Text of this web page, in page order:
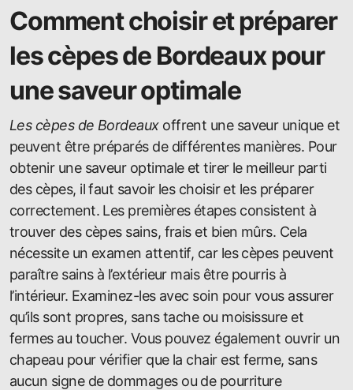
Comment choisir et préparer
les cèpes de Bordeaux pour
une saveur optimale
Les cèpes de Bordeauxoffrent une saveur unique et
peuvent être préparés de différentes manières. Pour
obtenir une saveur optimale et tirer le meilleur parti
des cèpes, il faut savoir les choisir et les préparer
correctement. Les premières étapes consistent à
trouver des cèpes sains, frais et bien mûrs. Cela
nécessite un examen attentif, car les cèpes peuvent
paraître sains à l’extérieur mais être pourris à
l’intérieur. Examinez-les avec soin pour vous assurer
qu’ils sont propres, sans tache ou moisissure et
fermes au toucher. Vous pouvez également ouvrir un
chapeau pour vérifier que la chair est ferme, sans
aucun signe de dommages ou de pourriture